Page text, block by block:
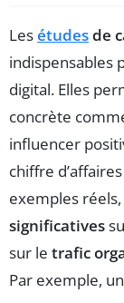
Lesétudesde
indispensables
digital. Elles
concrète
influencer
chiffre
exemples
significatives
sur le trafic
Par exemple,